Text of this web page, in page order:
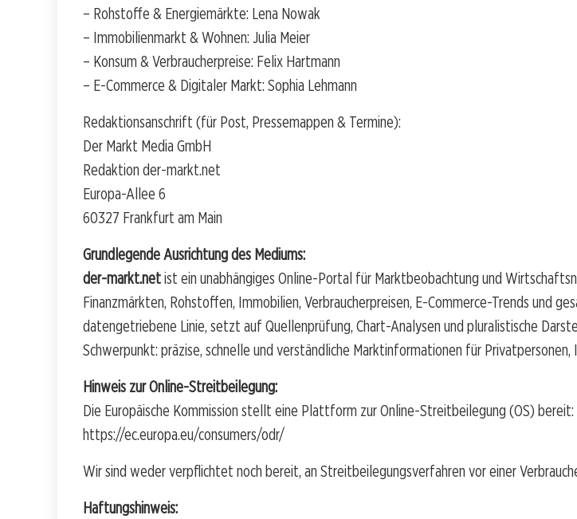
– Rohstoffe & Energiemärkte: Lena Nowak
– Immobilienmarkt & Wohnen: Julia Meier
– Konsum & Verbraucherpreise: Felix Hartmann
– E-Commerce & Digitaler Markt: Sophia Lehmann
Redaktionsanschrift (für Post, Pressemappen & Termine):
Der Markt Media GmbH
Redaktion der-markt.net
Europa-Allee 6
60327 Frankfurt am Main
Grundlegende Ausrichtung des Mediums:
der-markt.netist ein unabhängiges Online-Portal für Marktbeobachtung und
Finanzmärkten, Rohstoffen, Immobilien, Verbraucherpreisen, E-Commerce-Trends und
datengetriebene Linie, setzt auf Quellenprüfung, Chart-Analysen und pluralistische
Schwerpunkt: präzise, schnelle und verständliche Marktinformationen für Privatpersonen,
Hinweis zur Online-Streitbeilegung:
Die Europäische Kommission stellt eine Plattform zur Online-Streitbeilegung (OS) bereit:
https://ec.europa.eu/consumers/odr/
Wir sind weder verpflichtet noch bereit, an Streitbeilegungsverfahren vor einer
Haftungshinweis: